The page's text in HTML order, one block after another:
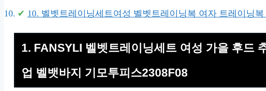
10. 벨벳트레이닝세트여성 벨벳트레이닝복 여자 트레이닝
1. FANSYLI 벨벳트레이닝세트 여성 가을 후드
업 벨뱃바지 기모투피스2308F08